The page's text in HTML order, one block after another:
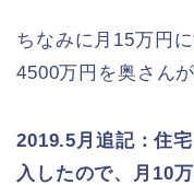
ちなみに月15万円
4500万円を奥さん
2019.5月追記：住
入したので、月10